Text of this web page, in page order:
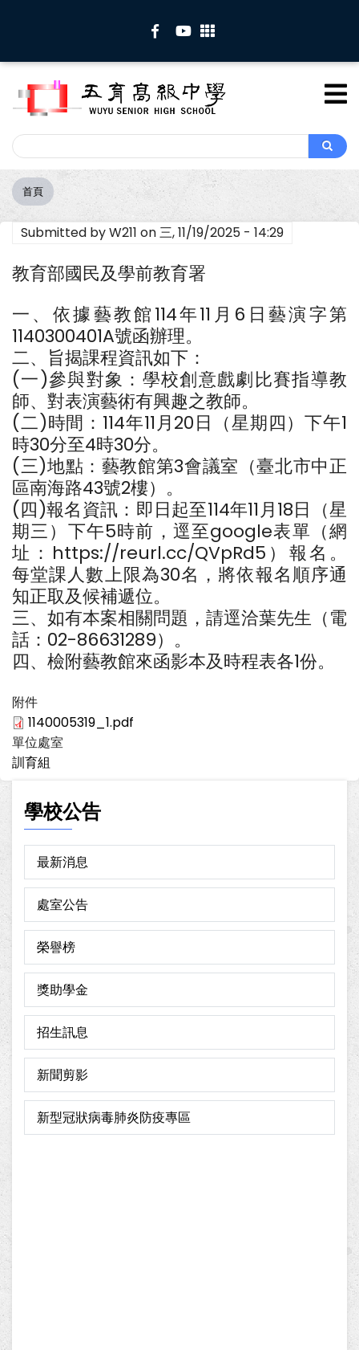
內
Search
Search
導
航
連
首頁
Submitted byW211 on三, 11/19/2025 - 14:29
教育部國民及學前教育署
一、依據藝教館114年11月6日藝演字第
1140300401A號函辦理。
二、旨揭課程資訊如下：
(一)參與對象：學校創意戲劇比賽指導教
師、對表演藝術有興趣之教師。
(二)時間：114年11月20日（星期四）下午1
時30分至4時30分。
(三)地點：藝教館第3會議室（臺北市中正
區南海路43號2樓）。
(四)報名資訊：即日起至114年11月18日（星
期三）下午5時前，逕至google表單（網
址：https://reurl.cc/QVpRd5）報名。
每堂課人數上限為30名，將依報名順序通
知正取及候補遞位。
三、如有本案相關問題，請逕洽葉先生（電
話：02-86631289）。
四、檢附藝教館來函影本及時程表各1份。
附件
1140005319_1.pdf
單位處室
訓育組
學校公告
最新消息
處室公告
榮譽榜
獎助學金
招生訊息
新聞剪影
新型冠狀病毒肺炎防疫專區